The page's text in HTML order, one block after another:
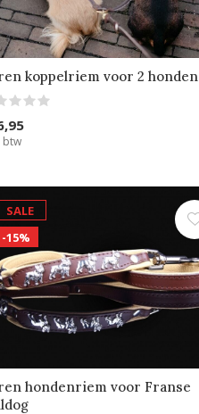
koppelriem voor 2 honden
btw
SALE
-15%
hondenriem voor Franse